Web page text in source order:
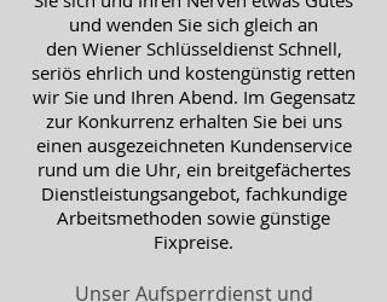
und wenden Sie sich gleich an
den Wiener Schlüsseldienst Schnell,
seriös ehrlich und kostengünstig retten
wir Sie und Ihren Abend. Im Gegensatz
zur Konkurrenz erhalten Sie bei uns
einen ausgezeichneten Kundenservice
rund um die Uhr, ein breitgefächertes
Dienstleistungsangebot, fachkundige
Arbeitsmethoden sowie günstige
Fixpreise.
Unser Aufsperrdienst und